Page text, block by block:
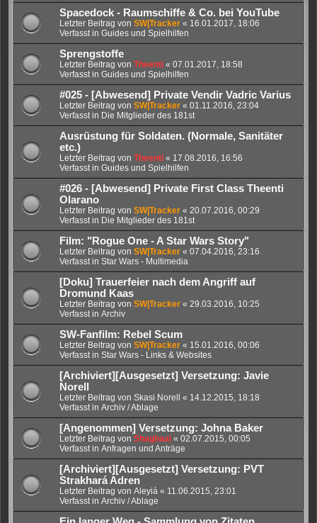
Spacedock - Raumschiffe & Co. bei YouTube
Letzter Beitrag von SW|Tracker « 16.01.2017, 18:06
Verfasst in Guides und Spielhilfen
Sprengstoffe
Letzter Beitrag von Theenti « 07.01.2017, 18:58
Verfasst in Guides und Spielhilfen
#025 - [Abwesend] Private Vendir Vadric Varius
Letzter Beitrag von SW|Tracker « 01.11.2016, 23:04
Verfasst in Die Mitglieder des 181st
Ausrüstung für Soldaten. (Normale, Sanitäter
etc.)
Letzter Beitrag von Theenti « 17.08.2016, 16:56
Verfasst in Guides und Spielhilfen
#026 - [Abwesend] Private First Class Theenti
Olarano
Letzter Beitrag von SW|Tracker « 20.07.2016, 00:29
Verfasst in Die Mitglieder des 181st
Film: "Rogue One - A Star Wars Story"
Letzter Beitrag von SW|Tracker « 07.04.2016, 23:16
Verfasst in Star Wars - Multimedia
[Doku] Trauerfeier nach dem Angriff auf
Dromund Kaas
Letzter Beitrag von SW|Tracker « 29.03.2016, 10:25
Verfasst in Archiv
SW-Fanfilm: Rebel Scum
Letzter Beitrag von SW|Tracker « 15.01.2016, 00:06
Verfasst in Star Wars - Links & Websites
[Archiviert][Ausgesetzt] Versetzung: Javie
Norell
Letzter Beitrag von Skasi Norell « 14.12.2015, 18:18
Verfasst in Archiv / Ablage
[Angenommen] Versetzung: Johna Baker
Letzter Beitrag von Shaghaal « 02.07.2015, 00:05
Verfasst in Anfragen und Anträge
[Archiviert][Ausgesetzt] Versetzung: PVT
Strakhará Adren
Letzter Beitrag von Aleyiá « 11.06.2015, 23:01
Verfasst in Archiv / Ablage